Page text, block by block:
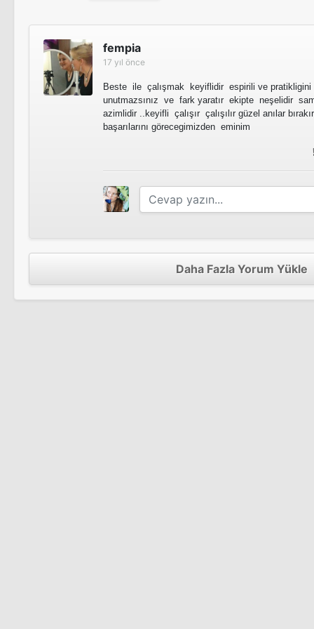
Kaçak 1. Sezon
Tv Dizisi
Bir Aşk Hikayesi
Komik Bir Aşk Hikayesi
Kavşak
Sinema Filmi
Tv Dizisi
Tek Türkiye 4. Sezon
Tv Dizisi
Tek Türkiye 2. Sezon
Tv Dizisi
fempia
17 yıl önce
Beste ile çalışmak keyiflidir espirili ve pratikligini
unutmazsınız ve fark yaratır ekipte neşelidir
azimlidir ..keyifli çalışır çalışılır güzel anılar
başarılarını görecegimizden eminim
Daha Fazla Yorum Yükle